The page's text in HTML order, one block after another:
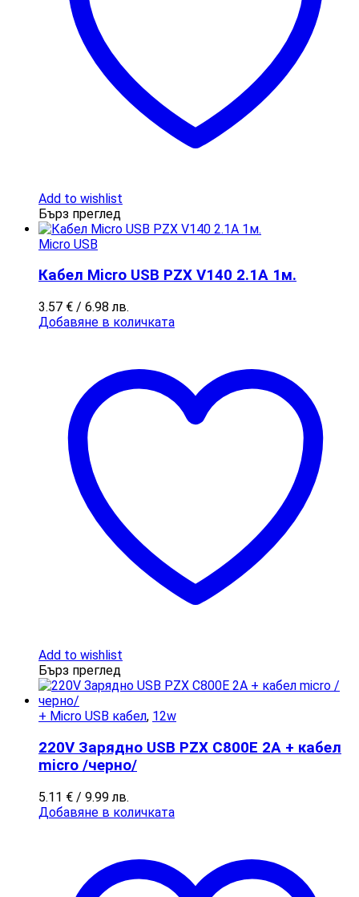
Add to wishlist
Бърз преглед
Micro USB
Кабел Micro USB PZX V140 2.1A 1м.
3.57 € / 6.98 лв.
Добавяне в количката
Add to wishlist
Бърз преглед
+ Micro USB кабел, 12w
220V Зарядно USB PZX C800E 2A + кабел
micro /черно/
5.11 € / 9.99 лв.
Добавяне в количката